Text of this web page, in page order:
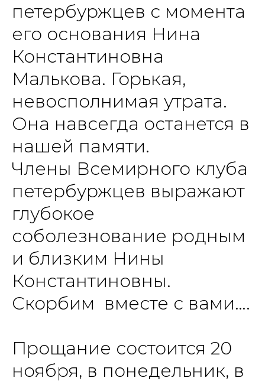
петербуржцев с момента
его основания Нина
Константиновна
Малькова. Горькая,
невосполнимая утрата.
Она навсегда останется в
нашей памяти.
Члены Всемирного клуба
петербуржцев выражают
глубокое
соболезнование родным
и близким Нины
Константиновны.
Скорбим вместе с вами….
Прощание состоится 20
ноября, в понедельник, в